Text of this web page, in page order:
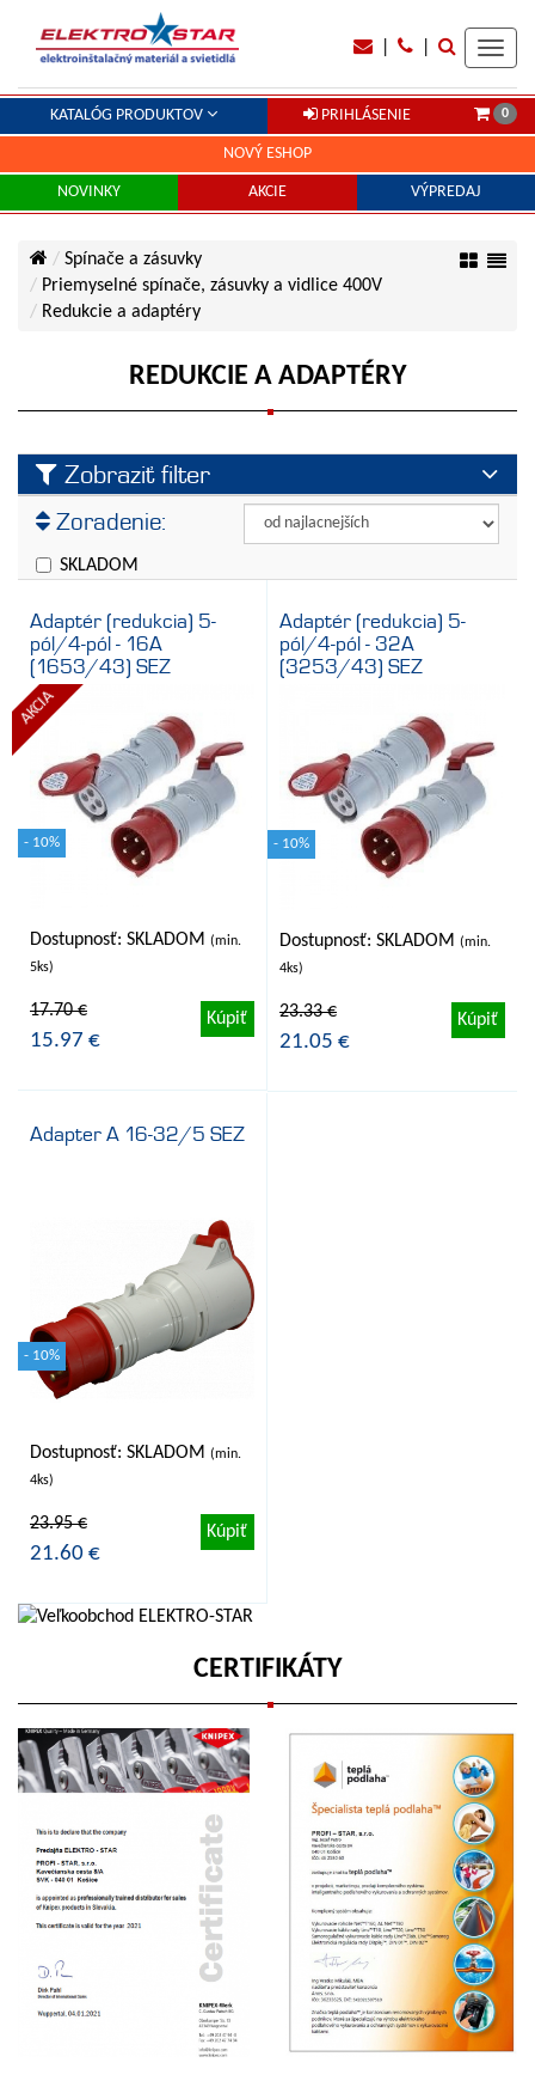
KATALÓG PRODUKTOV PRIHLÁSENIE 0
NOVÝ ESHOP
NOVINKY AKCIE VÝPREDAJ
Spínače a zásuvky
Priemyselné spínače, zásuvky a vidlice 400V
Redukcie a adaptéry
REDUKCIE A ADAPTÉRY
Zobraziť filter
Výrobca
Cena
SEZ
Zoradenie:
SKLADOM
Adaptér (redukcia) 5-
pól/4-pól - 16A
(1653/43) SEZ
AKCIA
- 10%
Dostupnosť: SKLADOM (min.
5ks)
17.70 €
15.97 €
Kúpiť
Adaptér (redukcia) 5-
pól/4-pól - 32A
(3253/43) SEZ
- 10%
Dostupnosť: SKLADOM (min.
4ks)
23.33 €
21.05 €
Kúpiť
Adapter A 16-32/5 SEZ
- 10%
Dostupnosť: SKLADOM (min.
4ks)
23.95 €
21.60 €
Kúpiť
CERTIFIKÁTY